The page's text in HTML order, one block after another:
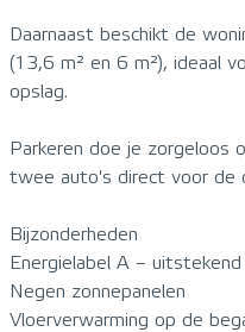
Daarnaast beschikt de
(13,6 m² en 6 m²), ideaal
opslag.
Parkeren doe je zorgeloos
twee auto's direct voor de
Bijzonderheden
Energielabel A –
Negen zonnepanelen
Vloerverwarming op de